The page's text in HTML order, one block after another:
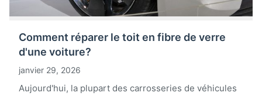
Comment réparer le toit en fibre de verre
d'une voiture?
janvier 29, 2026
Aujourd'hui, la plupart des carrosseries de véhicules